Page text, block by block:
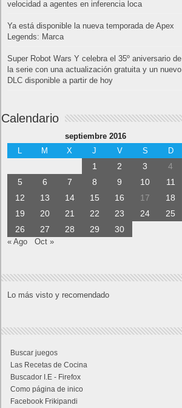
velocidad a agentes en inferencia loca
Ya está disponible la nueva temporada de Apex
Legends: Marca
Super Robot Wars Y celebra el 35º aniversario de
la serie con una actualización gratuita y un nuevo
DLC disponible a partir de hoy
Calendario
septiembre 2016
L
M X J V S D
1 2 3
4
5
6 7 8 9 10
11
12
13 14 15 16 17
18
19
20 21 22 23 24
25
26
27 28 29 30
« Ago Oct »
Lo más visto y recomendado
Buscar juegos
Las Recetas de Cocina
Buscador I.E - Firefox
Como página de inico
Facebook Frikipandi